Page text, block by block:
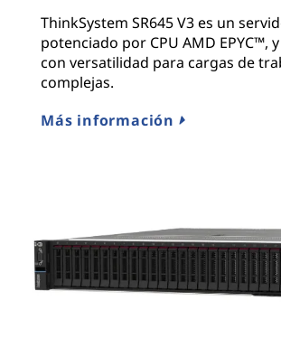
ThinkSystem SR645 V3 es un
potenciado por CPU AMD EPYC™,
con versatilidad para cargas de
complejas.
Más información